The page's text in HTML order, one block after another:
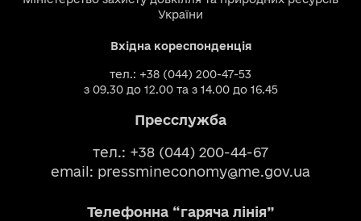
України
Вхідна кореспонденція
тел.: +38 (044) 200-47-53
з 09.30 до 12.00 та з 14.00 до 16.45
Пресслужба
тел.: +38 (044) 200-44-67
email: pressmineconomy@me.gov.ua
Телефонна “гаряча лінія”